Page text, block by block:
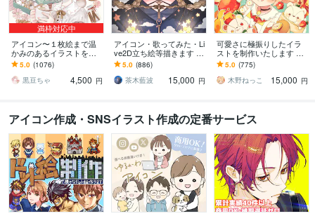
満枠対応中
アイコン〜１枚絵まで温
かみのあるイラストを描
きます ★ココナラ自体が
初めての方も、お気軽に
ご相談ください♪★
5.0 (1076)
黒豆ちゃ
4,500 円
アイコン・歌ってみた・Li
ve2D立ち絵等描きます ち
びキャラや配信用イラス
ト等、幅広く制作してい
ます！
5.0 (886)
茶木藍波
15,000 円
可愛さに極振りしたイラ
ストを制作いたします ★
商用利用＆二次利用込
み！ミニキャラは小物２
点まで無料！★
5.0 (775)
木野ねっこ
15,000 円
アイコン作成・SNSイラスト作成の定番サービス